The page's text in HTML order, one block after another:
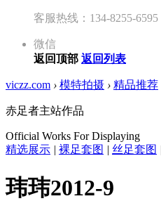
客服热线：134-8255-6595
微信
返回顶部 返回列表
viczz.com › 模特拍摄 › 精品推荐
赤足者主站作品
Official Works For Displaying
精选展示 | 裸足套图 | 丝足套图
玮玮2012-9